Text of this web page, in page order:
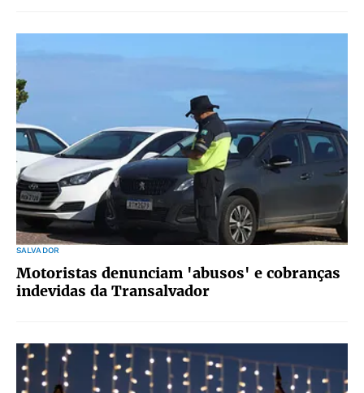
SALVADOR
Motoristas denunciam 'abusos' e cobranças
indevidas da Transalvador